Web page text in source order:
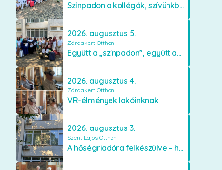
Színpadon a kollégák, szívünkben a lakók
2026. augusztus 5.
Zárdakert Otthon
Együtt a „színpadon”, együtt az élményekért 🎭✨
2026. augusztus 4.
Zárdakert Otthon
VR-élmények lakóinknak
2026. augusztus 3.
Szent Lajos Otthon
A hőségriadóra felkészülve – hűsítő fejlesztések a Szent Lajos Otthonban